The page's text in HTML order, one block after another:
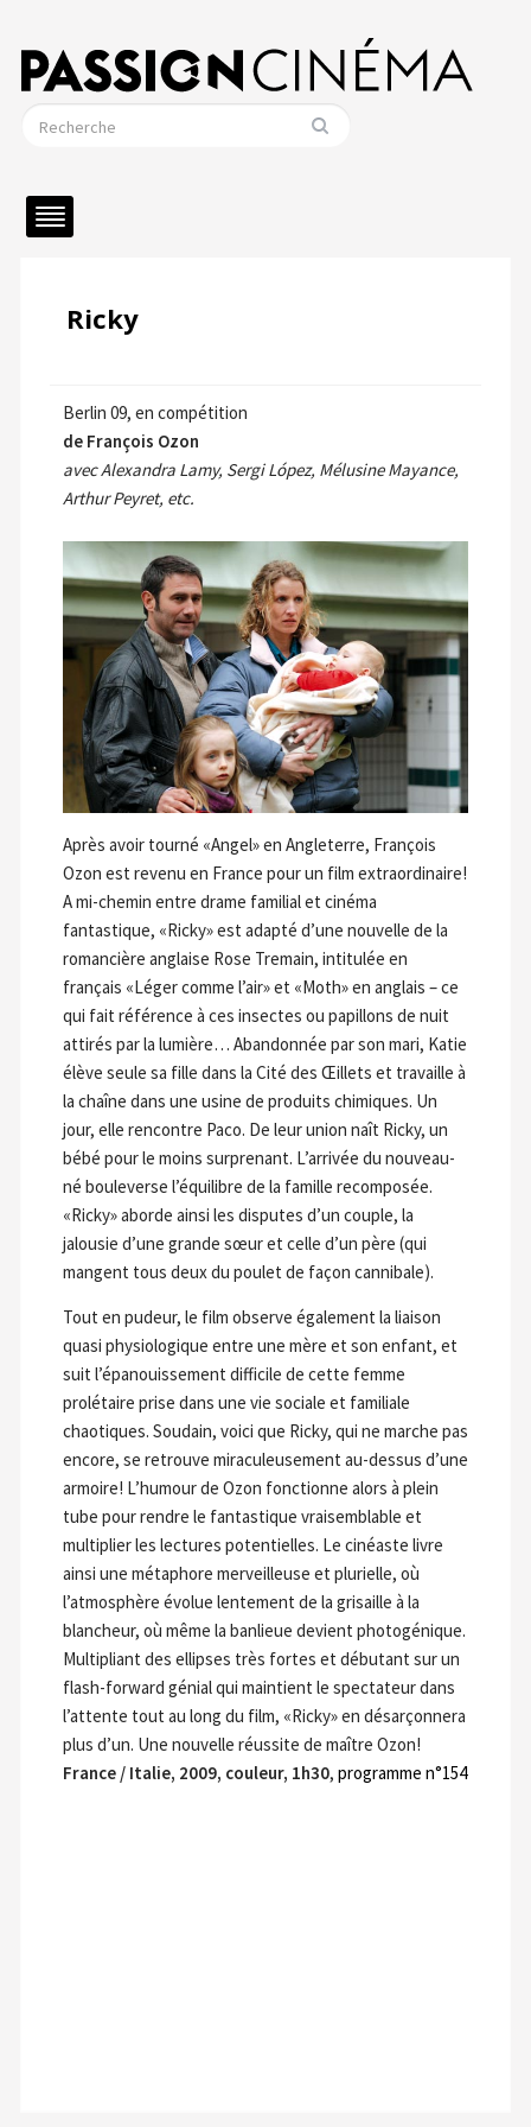
Ricky
Berlin 09, en compétition
de François Ozon
avec Alexandra Lamy, Sergi López, Mélusine Mayance,
Arthur Peyret, etc.
Après avoir tourné «Angel» en Angleterre, François
Ozon est revenu en France pour un film extraordinaire!
A mi-chemin entre drame familial et cinéma
fantastique, «Ricky» est adapté d’une nouvelle de la
romancière anglaise Rose Tremain, intitulée en
français «Léger comme l’air» et «Moth» en anglais – ce
qui fait référence à ces insectes ou papillons de nuit
attirés par la lumière… Abandonnée par son mari, Katie
élève seule sa fille dans la Cité des Œillets et travaille à
la chaîne dans une usine de produits chimiques. Un
jour, elle rencontre Paco. De leur union naît Ricky, un
bébé pour le moins surprenant. L’arrivée du nouveau-
né bouleverse l’équilibre de la famille recomposée.
«Ricky» aborde ainsi les disputes d’un couple, la
jalousie d’une grande sœur et celle d’un père (qui
mangent tous deux du poulet de façon cannibale).
Tout en pudeur, le film observe également la liaison
quasi physiologique entre une mère et son enfant, et
suit l’épanouissement difficile de cette femme
prolétaire prise dans une vie sociale et familiale
chaotiques. Soudain, voici que Ricky, qui ne marche pas
encore, se retrouve miraculeusement au-dessus d’une
armoire! L’humour de Ozon fonctionne alors à plein
tube pour rendre le fantastique vraisemblable et
multiplier les lectures potentielles. Le cinéaste livre
ainsi une métaphore merveilleuse et plurielle, où
l’atmosphère évolue lentement de la grisaille à la
blancheur, où même la banlieue devient photogénique.
Multipliant des ellipses très fortes et débutant sur un
flash-forward génial qui maintient le spectateur dans
l’attente tout au long du film, «Ricky» en désarçonnera
plus d’un. Une nouvelle réussite de maître Ozon!
France / Italie, 2009, couleur, 1h30, programme n°154